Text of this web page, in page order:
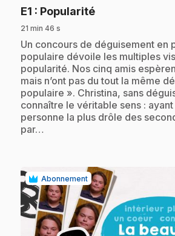
E1 : Popularité.
21 min 46 s
.Un concours de déguisement en
populaire dévoile les multiples
popularité. Nos cinq amis
mais n’ont pas du tout la même
populaire ». Christina, sans
connaître le véritable sens :
personne la plus drôle des
par…
Abonnement